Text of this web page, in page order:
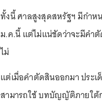
ทั้งนี้ ศาลสูงสุดสหรัฐฯ มีกำ
ม.ค.นี้ แต่ไม่แน่ชัดว่าจะมีคำ
ไม่
แต่เมื่อคำตัดสินออกมา ประ
สามารถใช้ บทบัญญัติภายใต้